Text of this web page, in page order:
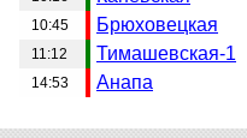
10:45 Брюховецкая
11:12 Тимашевская-1
14:53 Анапа